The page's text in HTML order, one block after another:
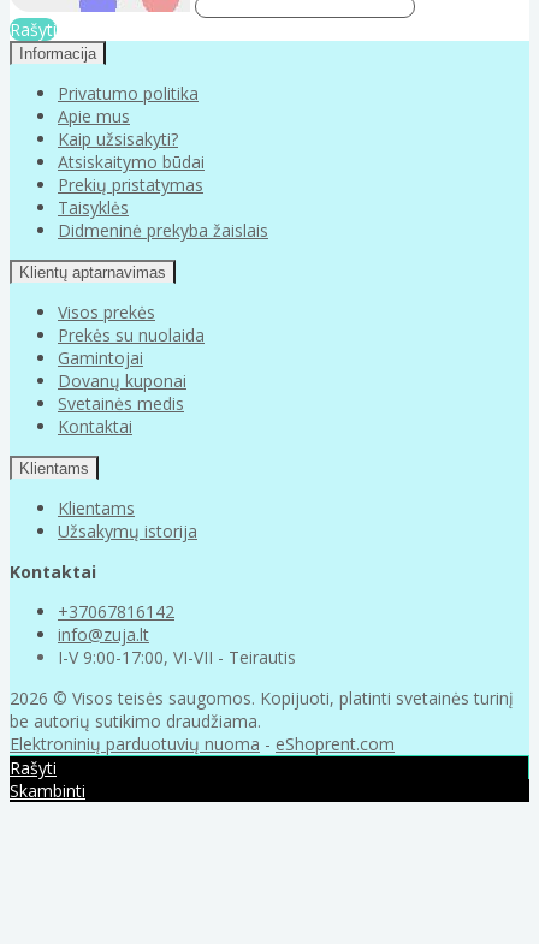
Rašyti
Informacija
Privatumo politika
Apie mus
Kaip užsisakyti?
Atsiskaitymo būdai
Prekių pristatymas
Taisyklės
Didmeninė prekyba žaislais
Klientų aptarnavimas
Visos prekės
Prekės su nuolaida
Gamintojai
Dovanų kuponai
Svetainės medis
Kontaktai
Klientams
Klientams
Užsakymų istorija
Kontaktai
+37067816142
info@zuja.lt
I-V 9:00-17:00, VI-VII - Teirautis
2026 © Visos teisės saugomos. Kopijuoti, platinti svetainės turinį
be autorių sutikimo draudžiama.
Elektroninių parduotuvių nuoma - eShoprent.com
Rašyti
Skambinti